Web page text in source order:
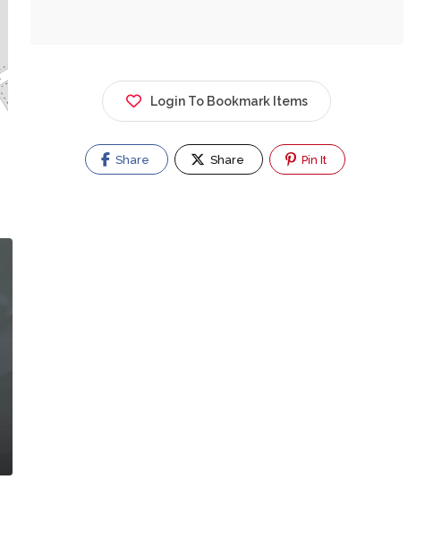
Login To Bookmark Items
Share Share Pin It